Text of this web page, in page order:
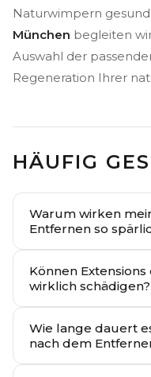
Naturwimpern
München begleiten
Auswahl der
Regeneration Ihrer
HÄUFIG
Warum wirken
Entfernen so
Können
wirklich schädigen?
Wie lange dauert
nach dem